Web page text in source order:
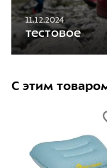
11.12.2024
тестовое
С этим